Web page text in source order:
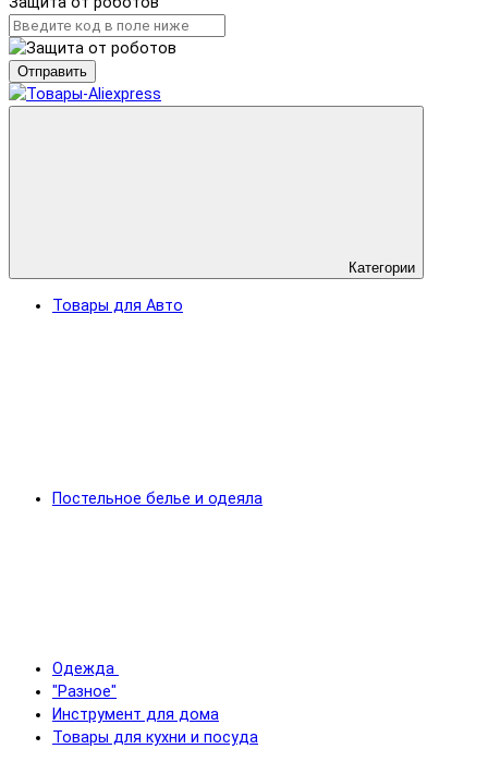
Отправить
Категории
Товары для Авто
Постельное белье и одеяла
Одежда
"Разное"
Инструмент для дома
Товары для кухни и посуда